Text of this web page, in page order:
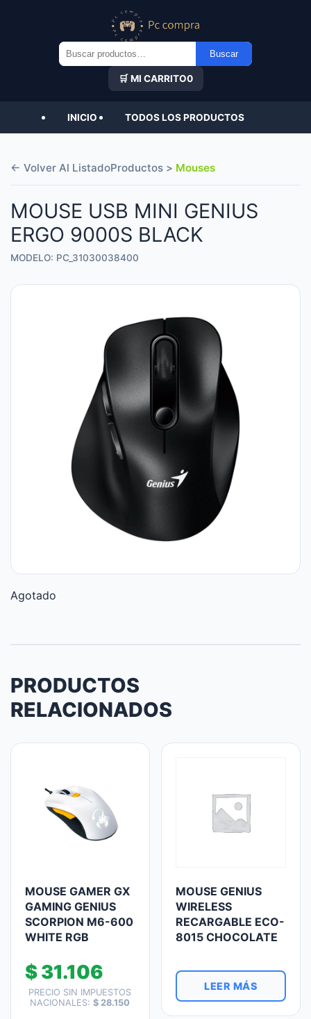
Buscar
por:
Buscar
🛒 MI CARRITO0
INICIO TODOS LOS PRODUCTOS
← Volver Al ListadoProductos > Mouses
MOUSE USB MINI GENIUS
ERGO 9000S BLACK
MODELO: PC_31030038400
Agotado
PRODUCTOS
RELACIONADOS
MOUSE GAMER GX
GAMING GENIUS
SCORPION M6-600
WHITE RGB
$31.106
PRECIO SIN IMPUESTOS
NACIONALES:$ 28.150
MOUSE GENIUS
WIRELESS
RECARGABLE ECO-
8015 CHOCOLATE
LEER MÁS